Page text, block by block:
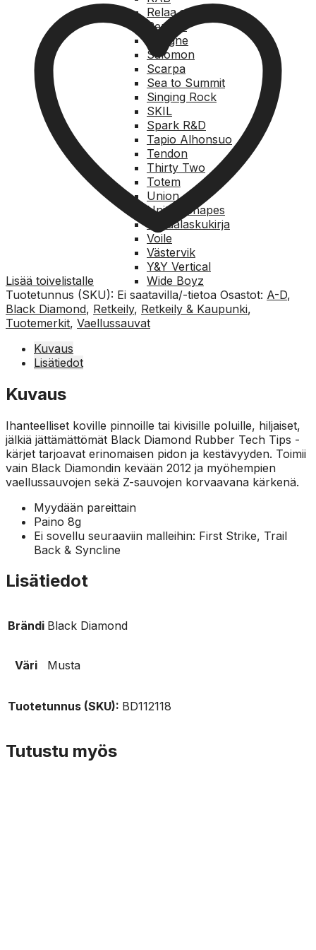
Relaa.com
Reusch
Rungne
Salomon
Scarpa
Sea to Summit
Singing Rock
SKIL
Spark R&D
Tapio Alhonsuo
Tendon
Thirty Two
Totem
Union
United Shapes
Vapaalaskukirja
Voile
Västervik
Y&Y Vertical
Wide Boyz
Lisää toivelistalle
Tuotetunnus (SKU): Ei saatavilla/-tietoa Osastot: A-D,
Black Diamond, Retkeily, Retkeily & Kaupunki,
Tuotemerkit, Vaellussauvat
Kuvaus
Lisätiedot
Kuvaus
Ihanteelliset koville pinnoille tai kivisille poluille, hiljaiset,
jälkiä jättämättömät Black Diamond Rubber Tech Tips -
kärjet tarjoavat erinomaisen pidon ja kestävyyden. Toimii
vain Black Diamondin kevään 2012 ja myöhempien
vaellussauvojen sekä Z-sauvojen korvaavana kärkenä.
Myydään pareittain
Paino 8g
Ei sovellu seuraaviin malleihin: First Strike, Trail
Back & Syncline
Lisätiedot
Brändi Black Diamond
Väri Musta
Tuotetunnus (SKU): BD112118
Tutustu myös